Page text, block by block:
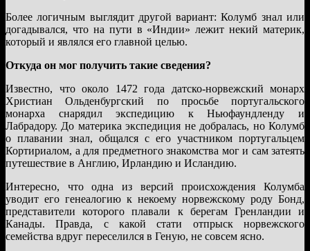
Более логичным выглядит другой вариант: Колумб знал или
догадывался, что на пути в «Индии» лежит некий материк,
который и являлся его главной целью.
Откуда он мог получить такие сведения?
Известно, что около 1472 года датско-норвежский монарх
Христиан Ольденбургский по просьбе португальского
монарха снарядил экспедицию к Ньюфаундленду и
Лабрадору. До материка экспедиция не добралась, но Колумб
о плавании знал, общался с его участником португальцем
Кортириалом, а для предметного знакомства мог и сам затеять
путешествие в Англию, Ирландию и Исландию.
Интересно, что одна из версий происхождения Колумба
уводит его генеалогию к некоему норвежскому роду Бонд,
представители которого плавали к берегам Гренландии и
Канады. Правда, с какой стати отпрыск норвежского
семейства вдруг переселился в Геную, не совсем ясно.